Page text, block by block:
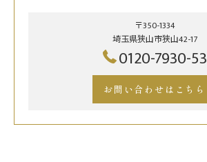
〒350-1334
埼玉県狭山市狭山42-17
0120-7930-53
お問い合わせはこちら